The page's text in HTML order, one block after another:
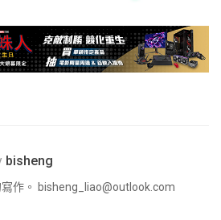
bisheng
作。 bisheng_liao@outlook.com